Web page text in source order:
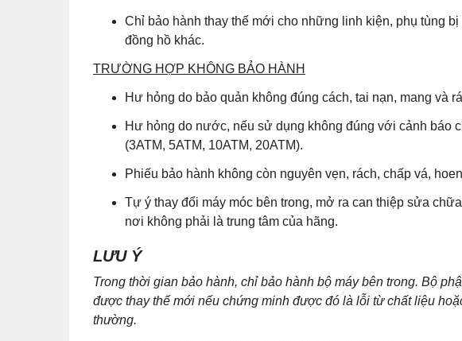
Chỉ bảo hành thay thế mới cho những linh kiện, phụ tùng
đồng hồ khác.
TRƯỜNG HỢP KHÔNG BẢO HÀNH
Hư hỏng do bảo quản không đúng cách, tai nạn, mang và
Hư hỏng do nước, nếu sử dụng không đúng với cảnh báo
(3ATM, 5ATM, 10ATM, 20ATM).
Phiếu bảo hành không còn nguyên vẹn, rách, chấp vá,
Tự ý thay đổi máy móc bên trong, mở ra can thiệp sửa
nơi không phải là trung tâm của hãng.
LƯU Ý
Trong thời gian bảo hành, chỉ bảo hành bộ máy bên trong. Bộ
được thay thế mới nếu chứng minh được đó là lỗi từ chất liệu
thường.